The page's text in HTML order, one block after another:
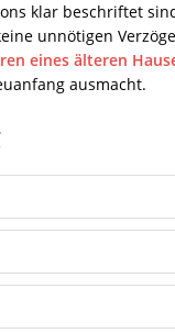
klar beschriftet
unnötigen
eines älteren
ausmacht.